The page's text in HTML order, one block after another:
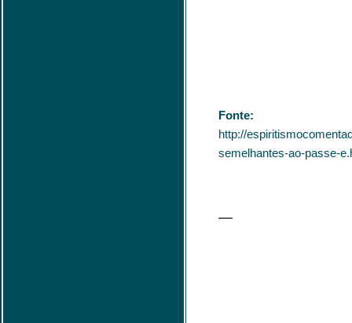
Fonte:
http://
semelhantes-ao-passe-
—